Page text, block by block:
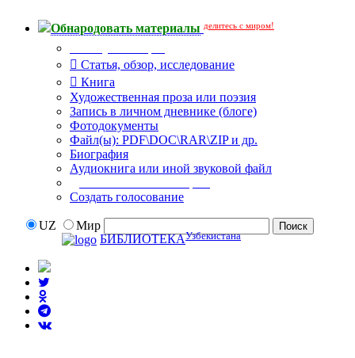
Обнародовать материалы делитесь с миром!
Статья, обзор, исследование
Книга
Художественная проза или поэзия
Запись в личном дневнике (блоге)
Фотодокументы
Файл(ы): PDF\DOC\RAR\ZIP и др.
Биография
Аудиокнига или иной звуковой файл
Создать голосование
UZ
Мир
БИБЛИОТЕКАУзбекистана